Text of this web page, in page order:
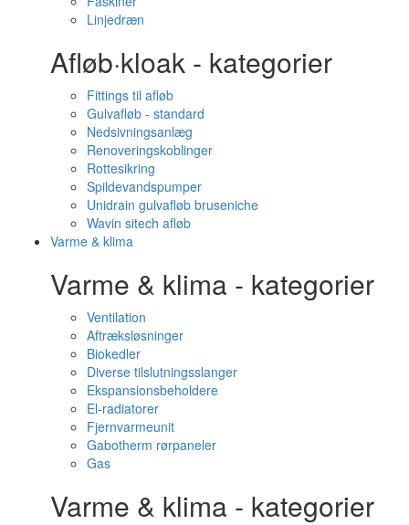
Linjedræn
Afløb·kloak - kategorier
Fittings til afløb
Gulvafløb - standard
Nedsivningsanlæg
Renoveringskoblinger
Rottesikring
Spildevandspumper
Unidrain gulvafløb bruseniche
Wavin sitech afløb
Varme & klima
Varme & klima - kategorier
Ventilation
Aftræksløsninger
Biokedler
Diverse tilslutningsslanger
Ekspansionsbeholdere
El-radiatorer
Fjernvarmeunit
Gabotherm rørpaneler
Gas
Varme & klima - kategorier